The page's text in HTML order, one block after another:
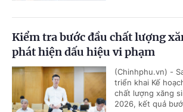
Kiểm tra bước đầu chất lượng
phát hiện dấu hiệu vi phạm
(Chinhphu.vn) -
triển khai Kế
chất lượng xăng
2026, kết quả